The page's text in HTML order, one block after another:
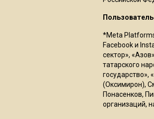
*Meta
Facebook и
сектор»,
татарского
государство»,
(Оксимирон),
Понасенков,
организаций,